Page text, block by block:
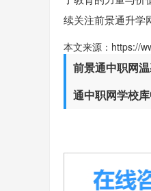
续关注前景通升学
本文来源：https://
前景通中职网
通中职网学校